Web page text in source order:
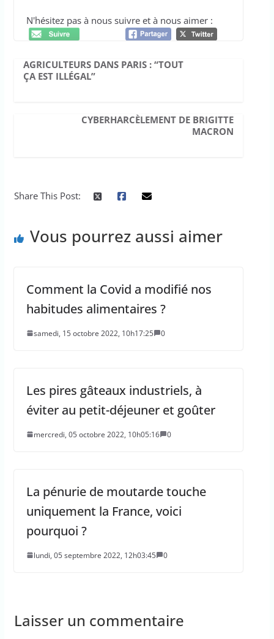
N'hésitez pas à nous suivre et à nous aimer :
AGRICULTEURS DANS PARIS : “TOUT
ÇA EST ILLÉGAL”
CYBERHARCÈLEMENT DE BRIGITTE
MACRON
Share This Post:
Vous pourrez aussi aimer
Comment la Covid a modifié nos
habitudes alimentaires ?
samedi, 15 octobre 2022, 10h17:25 0
Les pires gâteaux industriels, à
éviter au petit-déjeuner et goûter
mercredi, 05 octobre 2022, 10h05:16 0
La pénurie de moutarde touche
uniquement la France, voici
pourquoi ?
lundi, 05 septembre 2022, 12h03:45 0
Laisser un commentaire